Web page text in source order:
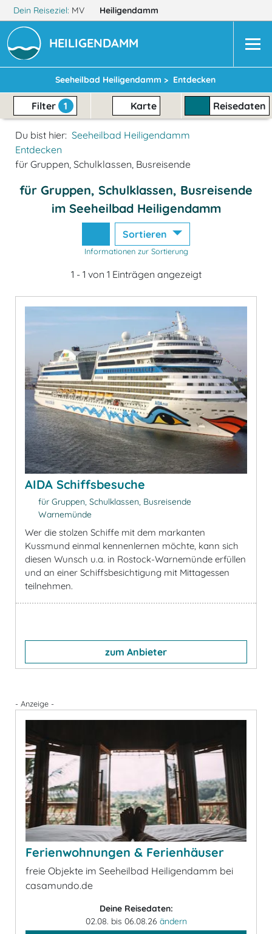
Dein Reiseziel: MV Heiligendamm
HEILIGENDAMM
Seeheilbad Heiligendamm > Entdecken
Filter 1 Karte Reisedaten
Du bist hier: Seeheilbad Heiligendamm
Entdecken
für Gruppen, Schulklassen, Busreisende
für Gruppen, Schulklassen, Busreisende
im Seeheilbad Heiligendamm
Sortieren
Informationen zur Sortierung
1 - 1 von 1 Einträgen angezeigt
AIDA Schiffsbesuche
für Gruppen, Schulklassen, Busreisende
Warnemünde
Wer die stolzen Schiffe mit dem markanten
Kussmund einmal kennenlernen möchte, kann sich
diesen Wunsch u.a. in Rostock-Warnemünde erfüllen
und an einer Schiffsbesichtigung mit Mittagessen
teilnehmen.
zum Anbieter
- Anzeige -
Ferienwohnungen & Ferienhäuser
freie Objekte im Seeheilbad Heiligendamm bei
casamundo.de
Deine Reisedaten:
02.08. bis 06.08.26 ändern